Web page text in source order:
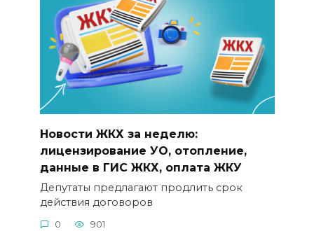
Новости ЖКХ за неделю:
лицензирование УО, отопление,
данные в ГИС ЖКХ, оплата ЖКУ
Депутаты предлагают продлить срок
действия договоров
0 901